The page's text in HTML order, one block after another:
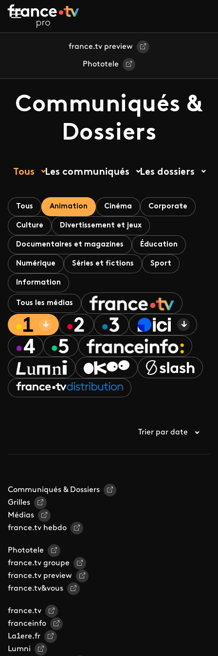
Aller au contenu principal
france.tv preview
Phototele
Communiqués &
Dossiers
Tous Les communiqués Les dossiers
Tous Animation Cinéma Corporate
Culture Divertissement et jeux
Documentaires et magazines Éducation
Numérique Séries et fictions Sport
Information
Tous les médias
Trier par date
Communiqués & Dossiers
Grilles
Médias
france.tv hebdo
Phototele
france.tv groupe
france.tv preview
france.tv&vous
france.tv
franceinfo
La1ere.fr
Lumni